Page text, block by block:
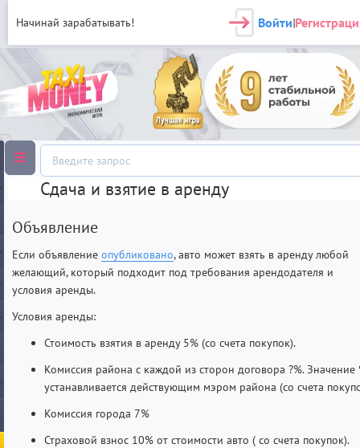
Начинай зарабатывать! Войти|
Сдача и взятие в аренду
Объявление
Если объявление опубликовано, авто может взять в аренду любой
желающий, который подходит под требования арендодателя и
условия аренды.
Условия аренды:
Стоимость взятия в аренду 5% (со счета покупок).
Комиссия района с каждой из сторон договора ?%. Значение
устанавливается действующим мэром района (со счета
Комиссия города 7%
Страховой взнос 10% от стоимости авто ( со счета покупок).